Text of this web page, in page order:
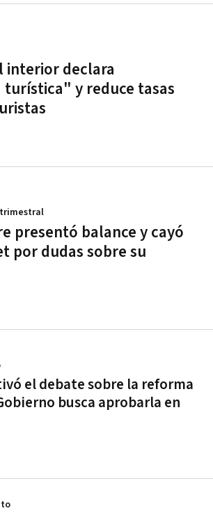
interior declara
turística" y reduce tasas
presentó balance y cayó
por dudas sobre su
el debate sobre la reforma
busca aprobarla en